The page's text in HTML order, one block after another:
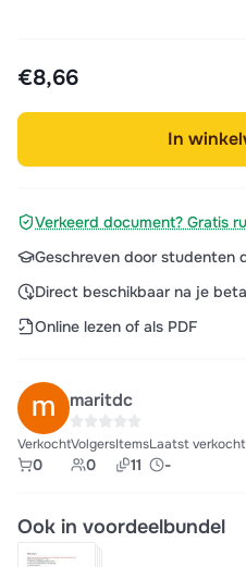
€8,66
In
Verkeerd document? Gratis
Geschreven door studenten
Direct beschikbaar na je
Online lezen of als PDF
maritdc
Verkocht
0
Volgers
0
Items
11
Laatst verkocht
-
Ook in voordeelbundel